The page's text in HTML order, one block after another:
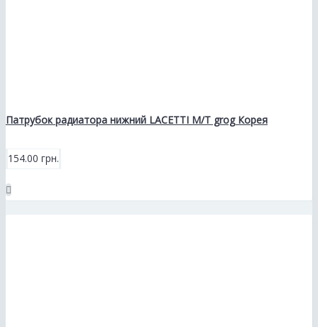
Патрубок радиатора нижний LACETTI M/T grog Корея
154.00 грн.